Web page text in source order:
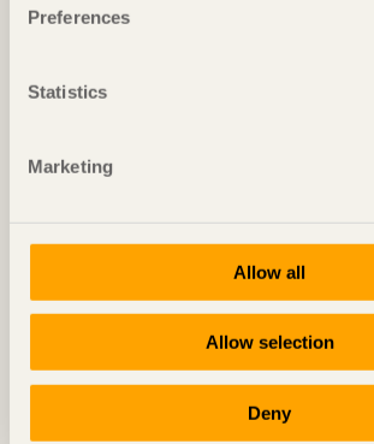
Preferences
Statistics
Marketing
Allow all
Allow selection
Deny
NOTERAT
Diskret placerat experiment
Ateljé Grytnäspå Lisö, Sverige avIn Praise of